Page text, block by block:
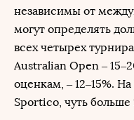
независимы от
могут определять
всех четырех
Australian Open –
оценкам, – 12–15%.
Sportico, чуть больше